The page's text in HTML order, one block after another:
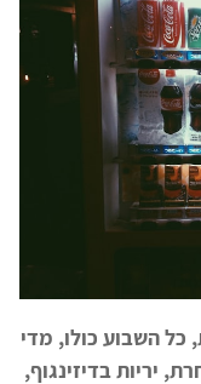
השבוע כולו, מדי
יריות בדיזינגוף,